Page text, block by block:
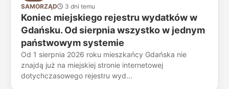
SAMORZĄD 3 dni temu
Koniec miejskiego rejestru wydatków w
Gdańsku. Od sierpnia wszystko w jednym
państwowym systemie
Od 1 sierpnia 2026 roku mieszkańcy Gdańska nie
znajdą już na miejskiej stronie internetowej
dotychczasowego rejestru wyd...